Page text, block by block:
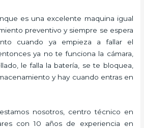
es una excelente maquina igual
preventivo y siempre se espera
cuando ya empieza a fallar el
ya no te funciona la cámara,
le falla la batería, se te bloquea,
y hay cuando entras en
nosotros, centro técnico en
con 10 años de experiencia en